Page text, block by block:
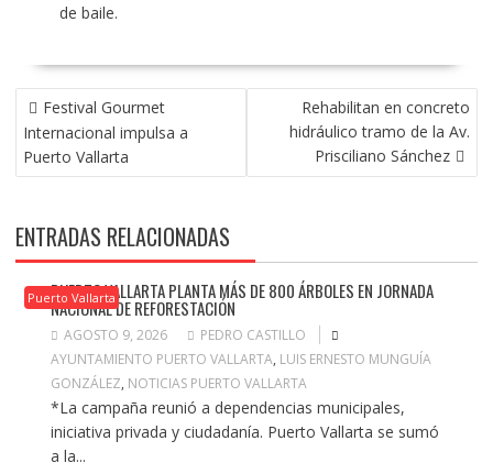
de baile.
NAVEGACIÓN
DE
ENTRADAS
Festival Gourmet
Internacional impulsa a
Puerto Vallarta
Rehabilitan en concreto
hidráulico tramo de la Av.
Prisciliano Sánchez
ENTRADAS RELACIONADAS
Puerto Vallarta
PUERTO VALLARTA PLANTA MÁS DE 800 ÁRBOLES EN JORNADA
NACIONAL DE REFORESTACIÓN
AGOSTO 9, 2026
PEDRO CASTILLO
AYUNTAMIENTO PUERTO VALLARTA, LUIS ERNESTO MUNGUÍA
GONZÁLEZ, NOTICIAS PUERTO VALLARTA
*La campaña reunió a dependencias municipales,
iniciativa privada y ciudadanía. Puerto Vallarta se sumó
a la...